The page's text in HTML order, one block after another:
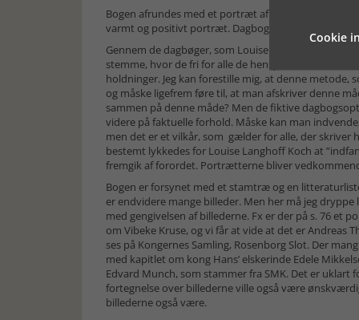
Bogen afrundes med et portræt af dronning Ingrid,
varmt og positivt portræt. Dagbogen fra 1940
Gennem de dagbøger, som Louise Langhoff Koch
stemme, hvor de fri for alle de hensyn, som de
holdninger. Jeg kan forestille mig, at denne
og måske ligefrem føre til, at man afskriver denne
sammen på denne måde? Men de fiktive
videre på faktuelle forhold. Måske kan man
men det er et vilkår, som gælder for alle, der
bestemt lykkedes for Louise Langhoff Koch at
fremgik af forordet. Portrætterne bliver
Bogen er forsynet med et stamtræ og en
er endvidere mange billeder. Men her må jeg
med gengivelsen af billederne. Fx er der på s. 76 et
om Vibeke Kruse, og vi får at vide at det er Andreas
ses på Kongernes Samling, Rosenborg Slot. Der
med kapitlet om kong Hans’ elskerinde Edele
Edvard Munch, som stammer fra SMK. Det er
fortegnelse over billederne ville også være
billederne også være.
Cookie